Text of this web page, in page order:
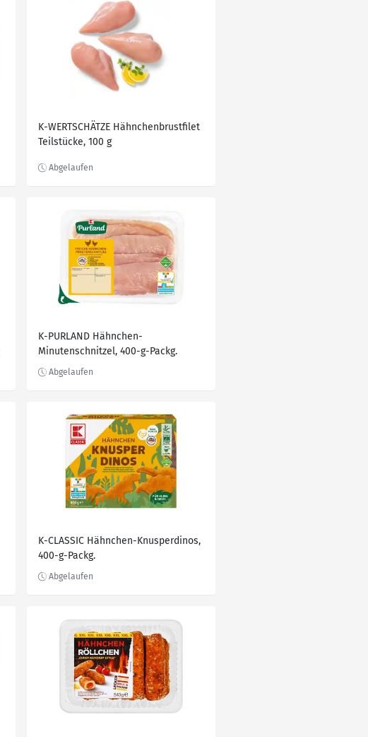
K-WERTSCHÄTZE Hähnchenbrustfilet
Teilstücke, 100 g
K-PURLAND Hähnchen-
Minutenschnitzel, 400-g-Packg.
K-CLASSIC Hähnchen-Knusperdinos,
400-g-Packg.